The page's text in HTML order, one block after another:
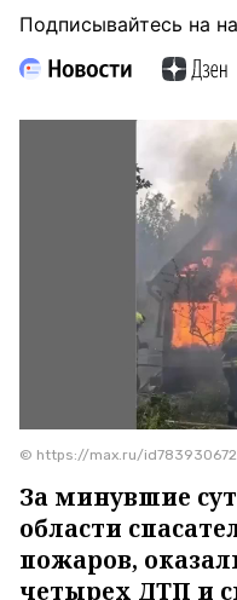
Подписывайтесь на
© https://max.ru/
За минувшие
области
пожаров,
четырех ДТП и